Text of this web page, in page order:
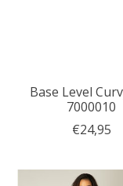
Base Level
7000010
€24,95